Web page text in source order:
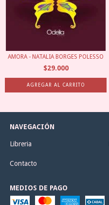
AMORA - NATALIA BORGES POLESSO
$29.000
NAVEGACIÓN
Libreria
Contacto
MEDIOS DE PAGO